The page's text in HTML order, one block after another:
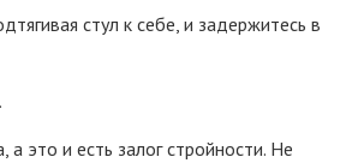
стул к себе, и задержитесь в
это и есть залог стройности. Не